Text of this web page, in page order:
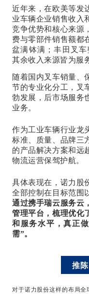
近年来，在欧美等发
业车辆企业销售收入
竞争优势和核心来源
费与零部件销售额都
盆满钵满；丰田叉车
其余收入来源皆为服
随着国内叉车销量、
节的专业化分工，叉
勃发展，后市场服务
业务。
作为工业车辆行业龙
标准、质量、品牌三
的产品解决方案和远
物流运营保驾护航。
具体表现在，诺力股
全部控制在目标范围
通过携手瑞云服务云
管理平台，梳理优化
和服务水平，真正
需”。
推
对于诺力股份这样的布局全